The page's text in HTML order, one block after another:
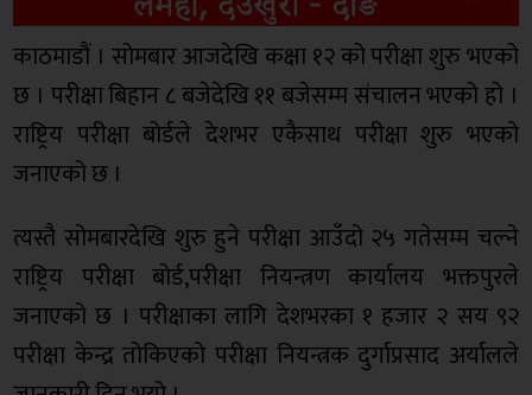
काठमाडौं । सोमबार आजदेखि कक्षा १२ को परीक्षा शुरु भएको
छ । परीक्षा बिहान ८ बजेदेखि ११ बजेसम्म संचालन भएको हो ।
राष्ट्रिय परीक्षा बोर्डले देशभर एकैसाथ परीक्षा शुरु भएको
जनाएको छ ।
त्यस्तै सोमबारदेखि शुरु हुने परीक्षा आउँदो २५ गतेसम्म चल्ने
राष्ट्रिय परीक्षा बोर्ड,परीक्षा नियन्त्रण कार्यालय भक्तपुरले
जनाएको छ । परीक्षाका लागि देशभरका १ हजार २ सय ९२
परीक्षा केन्द्र तोकिएको परीक्षा नियन्त्रक दुर्गाप्रसाद अर्यालले